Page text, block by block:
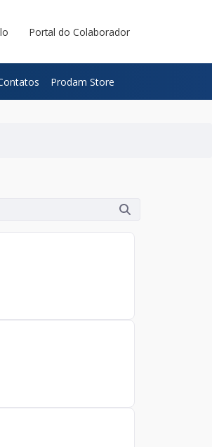
Portal do Colaborador
Prodam Store